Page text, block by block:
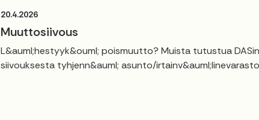
20.4.2026
Muuttosiivous
L&auml;hestyyk&ouml; poismuutto? Muista tutustua
siivouksesta tyhjenn&auml; asunto/